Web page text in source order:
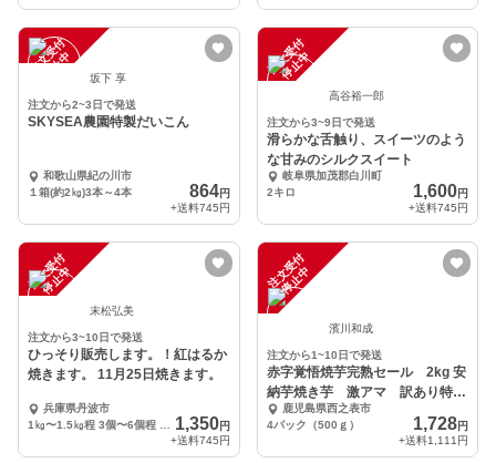
注
文
受
付
停
止
中 坂下 享
注文から2~3日で発送
SKYSEA農園特製だいこん
和歌山県紀の川市
１箱(約2㎏)3本～4本
864円
+送料745円
注
文
受
付
停
止
中
高谷裕一郎
注文から3~9日で発送
滑らかな舌触り、スイーツのよう
な甘みのシルクスイート
岐阜県加茂郡白川町
2キロ
1,600円
+送料745円
注
文
受
付
停
止
中
末松弘美
注文から3~10日で発送
ひっそり販売します。！紅はるか
焼きます。 11月25日焼きます。
兵庫県丹波市
1,350円
+送料745円
注
文
受
付
停
止
中
濱川和成
注文から1~10日で発送
赤字覚悟焼芋完熟セール 2kg 安
納芋焼き芋 激アマ 訳あり特価
お取り寄せ
鹿児島県西之表市
4パック（500ｇ）
1,728円
+送料1,111円